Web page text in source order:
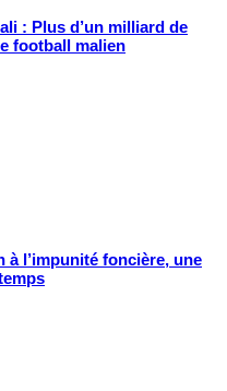
: Plus d’un milliard de
football malien
à l’impunité foncière, une